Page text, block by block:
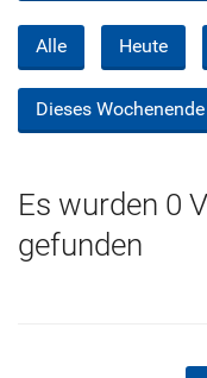
Alle Heute
Dieses Wochenende
Es wurden 0
gefunden